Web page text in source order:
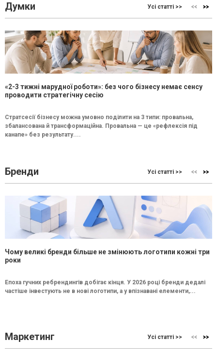
Думки Усі статті >>
«2-3 тижні марудної роботи»: без чого бізнесу немає сенсу
проводити стратегічну сесію
Стратсесії бізнесу можна умовно поділити на 3 типи: провальна,
збалансована й трансформаційна. Провальна — це «рефлексія під
канапе» без результату....
Бренди Усі статті >>
Чому великі бренди більше не змінюють логотипи кожні три
роки
Епоха гучних ребрендингів добігає кінця. У 2026 році бренди дедалі
частіше інвестують не в нові логотипи, а у впізнавані елементи,...
Маркетинг Усі статті >>